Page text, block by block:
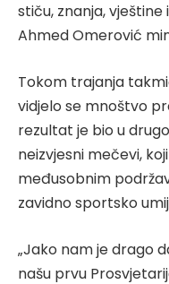
stiču, znanja,
Ahmed Omerović
Tokom trajanja
vidjelo se mnoštvo
rezultat je bio u
neizvjesni mečevi,
međusobnim
zavidno sportsko
„Jako nam je drago
našu prvu